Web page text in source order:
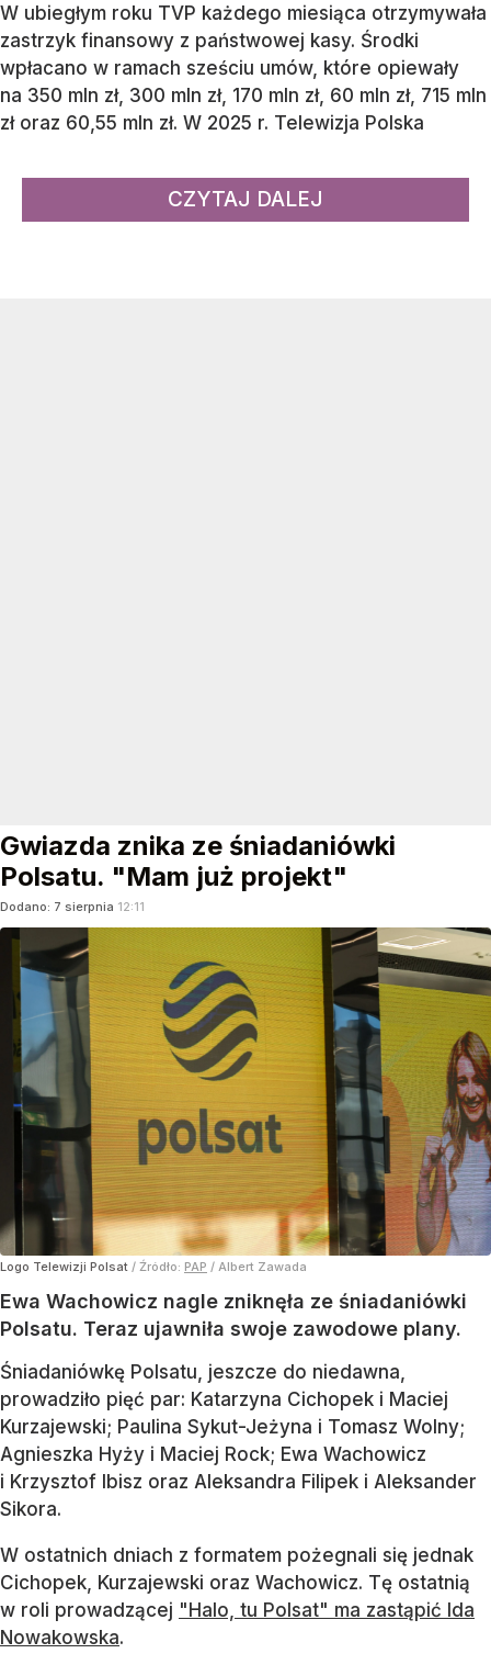
W ubiegłym roku TVP każdego miesiąca otrzymywała
zastrzyk finansowy z państwowej kasy. Środki
wpłacano w ramach sześciu umów, które opiewały
na 350 mln zł, 300 mln zł, 170 mln zł, 60 mln zł, 715 mln
zł oraz 60,55 mln zł. W 2025 r. Telewizja Polska
CZYTAJ DALEJ
Gwiazda znika ze śniadaniówki
Polsatu. "Mam już projekt"
Dodano: 7 sierpnia 12:11
Logo Telewizji Polsat / Źródło: PAP / Albert Zawada
Ewa Wachowicz nagle zniknęła ze śniadaniówki
Polsatu. Teraz ujawniła swoje zawodowe plany.
Śniadaniówkę Polsatu, jeszcze do niedawna,
prowadziło pięć par: Katarzyna Cichopek i Maciej
Kurzajewski; Paulina Sykut-Jeżyna i Tomasz Wolny;
Agnieszka Hyży i Maciej Rock; Ewa Wachowicz
i Krzysztof Ibisz oraz Aleksandra Filipek i Aleksander
Sikora.
W ostatnich dniach z formatem pożegnali się jednak
Cichopek, Kurzajewski oraz Wachowicz. Tę ostatnią
w roli prowadzącej "Halo, tu Polsat" ma zastąpić Ida
Nowakowska.